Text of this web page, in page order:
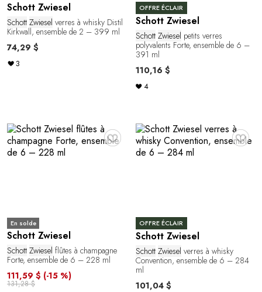
Schott Zwiesel
Schott Zwiesel verres à whisky Distil
Kirkwall, ensemble de 2 – 399 ml
74,29 $
3
OFFRE ÉCLAIR
Schott Zwiesel
Schott Zwiesel petits verres
polyvalents Forte, ensemble de 6 –
391 ml
110,16 $
4
♥
En solde
Schott Zwiesel
Schott Zwiesel flûtes à champagne
Forte, ensemble de 6 – 228 ml
111,59 $ (-15 %)
131,28 $
♥
OFFRE ÉCLAIR
Schott Zwiesel
Schott Zwiesel verres à whisky
Convention, ensemble de 6 – 284
ml
101,04 $